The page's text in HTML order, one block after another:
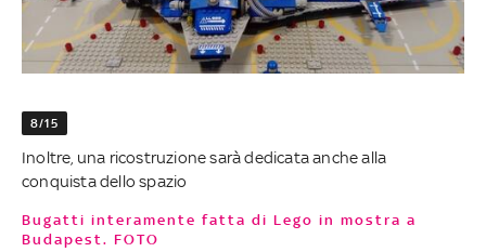
8/15
Inoltre, una ricostruzione sarà dedicata anche alla
conquista dello spazio
Bugatti interamente fatta di Lego in mostra a
Budapest. FOTO